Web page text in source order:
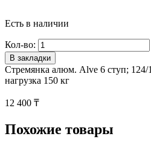
Есть в наличии
Кол-во:
В закладки
Стремянка алюм. Alve 6 ступ; 124/
нагрузка 150 кг
12 400 ₸
Похожие товары